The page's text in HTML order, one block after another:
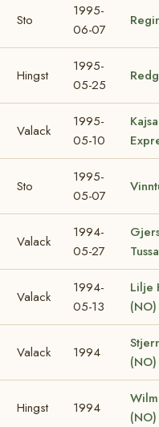
Sto
1995-
06-07
Hingst
1995-
05-25
Valack
1995-
05-10
Kajsa
Sto
1995-
05-07
Valack
1994-
05-27
Valack
1994-
05-13
Lilje
(NO)
Valack 1994
(NO)
Hingst 1994
(NO)